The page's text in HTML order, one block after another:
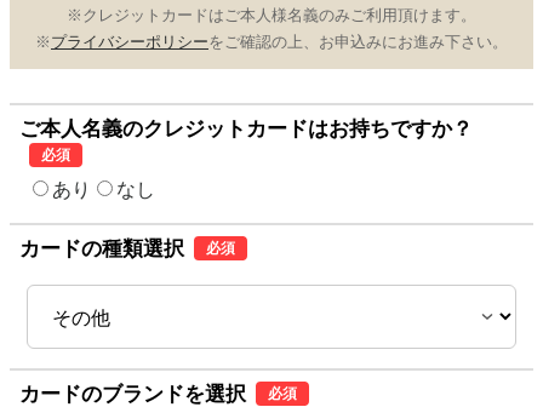
※クレジットカードはご本人様名義のみご利用頂けます。
※ プライバシーポリシーをご確認の上、お申込みにお進み下さい。
ご本人名義のクレジットカードはお持ちですか？
必須
あり なし
カードの種類選択 必須
カードのブランドを選択 必須